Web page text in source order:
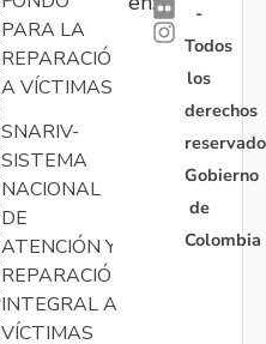
PARA LA
REPARACIÓN
A VÍCTIMAS
SNARIV-
SISTEMA
NACIONAL
DE
ATENCIÓN Y
REPARACIÓN
INTEGRAL A
VÍCTIMAS
-
Todos
los
derechos
Gobierno
de
Colombia